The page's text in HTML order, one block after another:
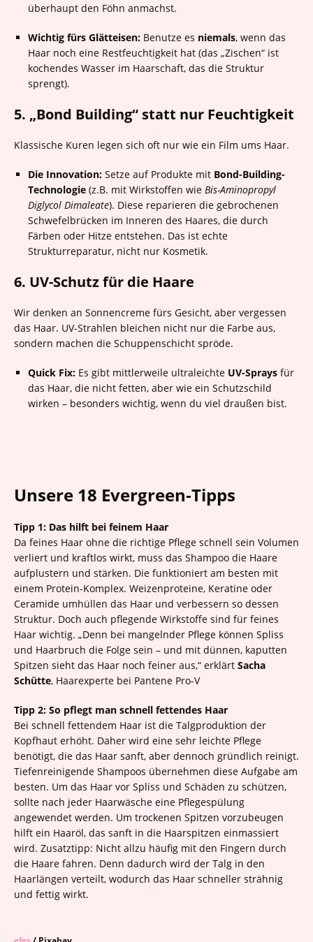
überhaupt den Föhn anmachst.
Wichtig fürs Glätteisen: Benutze es niemals, wenn das
Haar noch eine Restfeuchtigkeit hat (das „Zischen“ ist
kochendes Wasser im Haarschaft, das die Struktur
sprengt).
5. „Bond Building“ statt nur Feuchtigkeit
Klassische Kuren legen sich oft nur wie ein Film ums Haar.
Die Innovation: Setze auf Produkte mit Bond-Building-
Technologie (z.B. mit Wirkstoffen wie Bis-Aminopropyl
Diglycol Dimaleate). Diese reparieren die gebrochenen
Schwefelbrücken im Inneren des Haares, die durch
Färben oder Hitze entstehen. Das ist echte
Strukturreparatur, nicht nur Kosmetik.
6. UV-Schutz für die Haare
Wir denken an Sonnencreme fürs Gesicht, aber vergessen
das Haar. UV-Strahlen bleichen nicht nur die Farbe aus,
sondern machen die Schuppenschicht spröde.
Quick Fix: Es gibt mittlerweile ultraleichte UV-Sprays für
das Haar, die nicht fetten, aber wie ein Schutzschild
wirken – besonders wichtig, wenn du viel draußen bist.
Unsere 18 Evergreen-Tipps
Tipp 1: Das hilft bei feinem Haar
Da feines Haar ohne die richtige Pflege schnell sein Volumen
verliert und kraftlos wirkt, muss das Shampoo die Haare
aufplustern und stärken. Die funktioniert am besten mit
einem Protein-Komplex. Weizenproteine, Keratine oder
Ceramide umhüllen das Haar und verbessern so dessen
Struktur. Doch auch pflegende Wirkstoffe sind für feines
Haar wichtig. „Denn bei mangelnder Pflege können Spliss
und Haarbruch die Folge sein – und mit dünnen, kaputten
Spitzen sieht das Haar noch feiner aus,“ erklärt Sacha
Schütte, Haarexperte bei Pantene Pro-V
Tipp 2: So pflegt man schnell fettendes Haar
Bei schnell fettendem Haar ist die Talgproduktion der
Kopfhaut erhöht. Daher wird eine sehr leichte Pflege
benötigt, die das Haar sanft, aber dennoch gründlich reinigt.
Tiefenreinigende Shampoos übernehmen diese Aufgabe am
besten. Um das Haar vor Spliss und Schäden zu schützen,
sollte nach jeder Haarwäsche eine Pflegespülung
angewendet werden. Um trockenen Spitzen vorzubeugen
hilft ein Haaröl, das sanft in die Haarspitzen einmassiert
wird. Zusatztipp: Nicht allzu häufig mit den Fingern durch
die Haare fahren. Denn dadurch wird der Talg in den
Haarlängen verteilt, wodurch das Haar schneller strähnig
und fettig wirkt.